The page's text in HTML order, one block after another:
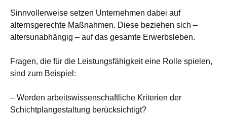
Sinnvollerweise setzen Unternehmen dabei auf
alternsgerechte Maßnahmen. Diese beziehen sich –
altersunabhängig – auf das gesamte Erwerbsleben.
Fragen, die für die Leistungsfähigkeit eine Rolle spielen,
sind zum Beispiel:
– Werden arbeitswissenschaftliche Kriterien der
Schichtplangestaltung berücksichtigt?